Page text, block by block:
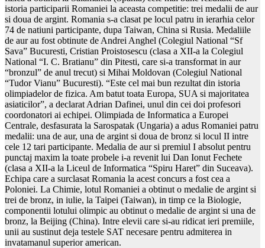
istoria participarii Romaniei la aceasta competitie: trei medalii de aur
si doua de argint. Romania s-a clasat pe locul patru in ierarhia celor
74 de natiuni participante, dupa Taiwan, China si Rusia. Medaliile
de aur au fost obtinute de Andrei Anghel (Colegiul National “Sf
Sava” Bucuresti, Cristian Proistosescu (clasa a XII-a la Colegiul
National “I. C. Bratianu” din Pitesti, care si-a transformat in aur
“bronzul” de anul trecut) si Mihai Moldovan (Colegiul National
“Tudor Vianu” Bucuresti). “Este cel mai bun rezultat din istoria
olimpiadelor de fizica. Am batut toata Europa, SUA si majoritatea
asiaticilor”, a declarat Adrian Dafinei, unul din cei doi profesori
coordonatori ai echipei. Olimpiada de Informatica a Europei
Centrale, desfasurata la Sarospatak (Ungaria) a adus Romaniei patru
medalii: una de aur, una de argint si doua de bronz si locul II intre
cele 12 tari participante. Medalia de aur si premiul I absolut pentru
punctaj maxim la toate probele i-a revenit lui Dan Ionut Fechete
(clasa a XII-a la Liceul de Informatica “Spiru Haret” din Suceava).
Echipa care a surclasat Romania la acest concurs a fost cea a
Poloniei. La Chimie, lotul Romaniei a obtinut o medalie de argint si
trei de bronz, in iulie, la Taipei (Taiwan), in timp ce la Biologie,
componentii lotului olimpic au obtinut o medalie de argint si una de
bronz, la Beijing (China). Intre elevii care si-au ridicat ieri premiile,
unii au sustinut deja testele SAT necesare pentru admiterea in
invatamanul superior american.